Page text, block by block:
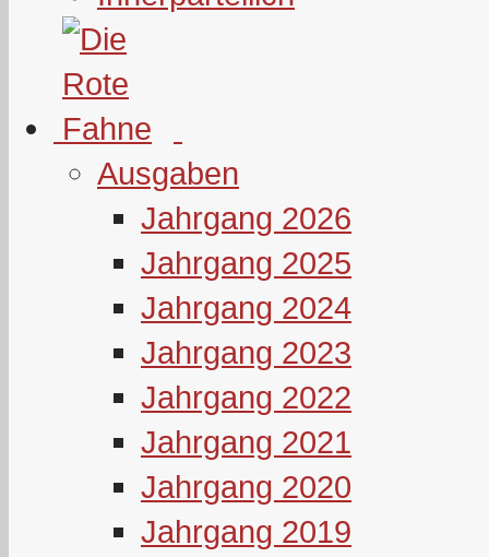
Ausgaben
Jahrgang 2026
Jahrgang 2025
Jahrgang 2024
Jahrgang 2023
Jahrgang 2022
Jahrgang 2021
Jahrgang 2020
Jahrgang 2019